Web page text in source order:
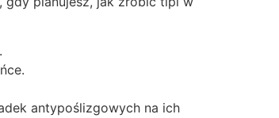
antypoślizgowych na ich